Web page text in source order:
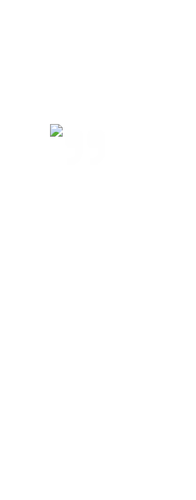
Somos una